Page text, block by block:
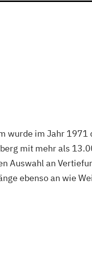
wurde im Jahr
mit mehr als
Auswahl an
ebenso an wie